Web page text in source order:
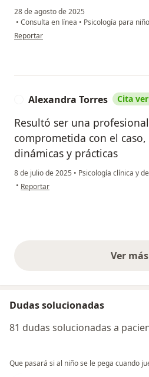
28 de agosto de 2025
• Consulta en línea • Psicología para
en opinión del usuario María José Quintero
Reportar
Alexandra Torres Cita
Resultó ser una
comprometida con el
dinámicas y prácticas
8 de julio de 2025 • Psicología clínica y
• en opinión del usuario Alexandra Torres
Reportar
Ver más
Dudas solucionadas
81 dudas solucionadas a
Que pasará si al niño se le pega cuando